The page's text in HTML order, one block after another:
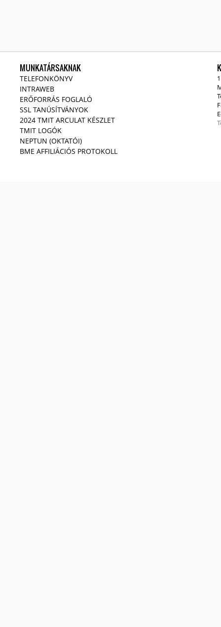
MUNKATÁRSAKNAK
TELEFONKÖNYV
INTRAWEB
ERŐFORRÁS FOGLALÓ
SSL TANÚSÍTVÁNYOK
2024 TMIT ARCULAT KÉSZLET
TMIT LOGÓK
NEPTUN (OKTATÓI)
BME AFFILIÁCIÓS PROTOKOLL